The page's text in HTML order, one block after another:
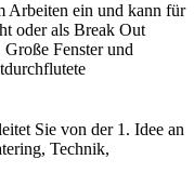
Arbeiten ein und kann für
oder als Break Out
Fenster und
Sie von der 1. Idee an
Technik,